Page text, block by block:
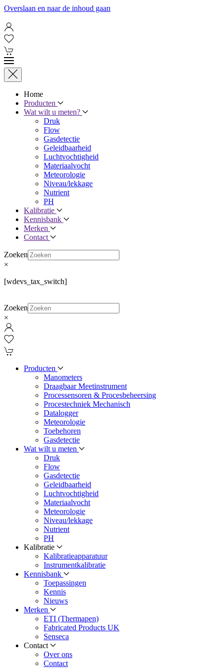
Overslaan en naar de inhoud gaan
Home
Producten
Wat wilt u meten?
Druk
Flow
Gasdetectie
Geleidbaarheid
Luchtvochtigheid
Materiaalvocht
Meteorologie
Niveau/lekkage
Nutrient
PH
Kalibratie
Kennisbank
Merken
Contact
Zoeken
×
[wdevs_tax_switch]
Zoeken
×
Producten
Manometers
Draagbaar Meetinstrument
Processensoren & Procesbeheersing
Procestechniek Mechanisch
Datalogger
Meteorologie
Toebehoren
Gasdetectie
Wat wilt u meten
Druk
Flow
Gasdetectie
Geleidbaarheid
Luchtvochtigheid
Materiaalvocht
Meteorologie
Niveau/lekkage
Nutrient
PH
Kalibratie
Kalibratieapparatuur
Instrumentkalibratie
Kennisbank
Toepassingen
Kennis
Nieuws
Merken
ETI (Thermapen)
Fabricated Products UK
Senseca
Contact
Over ons
Contact